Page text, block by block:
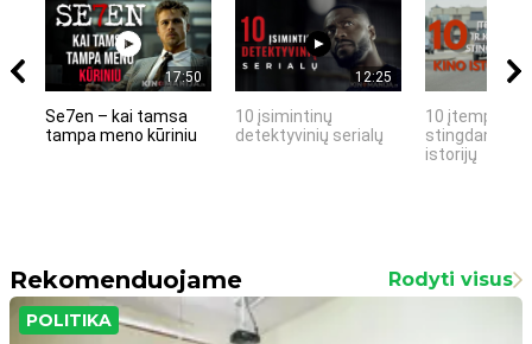
17:50
Se7en – kai tamsa
tampa meno kūriniu
12:25
10 įsimintinų
detektyvinių serialų
10 įtemptų,
stingdančių
istorijų
Rekomenduojame Rodyti visus
POLITIKA